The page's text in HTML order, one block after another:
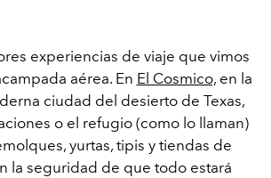
experiencias de viaje que vimos
aérea. En El Cosmico,en la
ciudad del desierto de Texas,
o el refugio (como lo llaman)
yurtas, tipis y tiendas de
la seguridad de que todo estará